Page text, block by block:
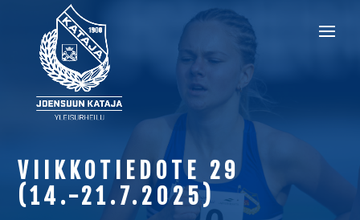
VIIKKOTIEDOTE 29
(14.-21.7.2025)